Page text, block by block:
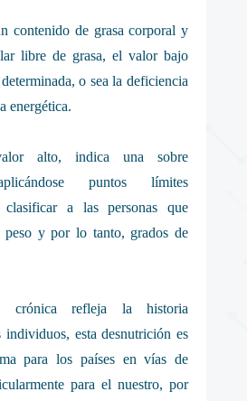
contenido de grasa corporal y
libre de grasa, el valor bajo
o sea la deficiencia
energética.
alto, indica una sobre
puntos límites
clasificar a las personas que
peso y por lo tanto, grados de
crónica refleja la historia
esta desnutrición es
para los países en vías de
para el nuestro, por